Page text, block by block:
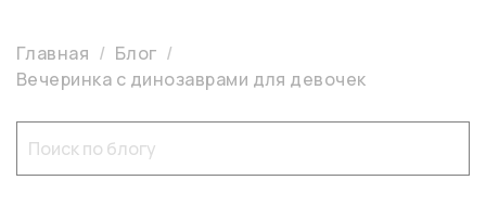
Главная
Блог
Вечеринка с динозаврами для девочек